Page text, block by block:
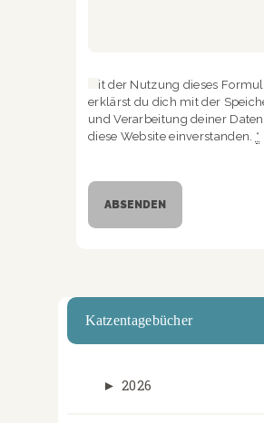
Mit der Nutzung dieses
erklärst du dich mit der
und Verarbeitung deiner
diese Website einverstanden. *
Katzentagebücher
► 2026